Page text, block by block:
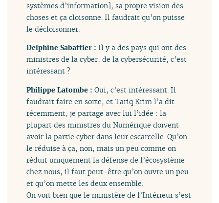
systèmes d’information], sa propre vision des
choses et ça cloisonne. Il faudrait qu’on puisse
le décloisonner.
Delphine Sabattier :Il y a des pays qui ont des
ministres de la cyber, de la cybersécurité, c’est
intéressant ?
Philippe Latombe :Oui, c’est intéressant. Il
faudrait faire en sorte, et Tariq Krim l’a dit
récemment, je partage avec lui l’idée : la
plupart des ministres du Numérique doivent
avoir la partie cyber dans leur escarcelle. Qu’on
le réduise à ça, non, mais un peu comme on
réduit uniquement la défense de l’écosystème
chez nous, il faut peut-être qu’on ouvre un peu
et qu’on mette les deux ensemble.
On voit bien que le ministère de l’Intérieur s’est